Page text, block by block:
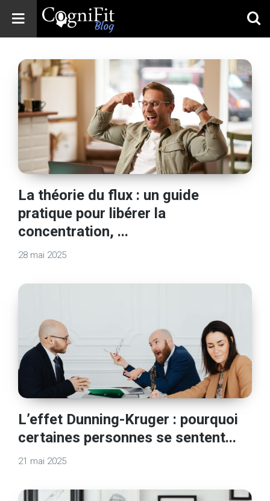
Blog: Brain
Health
Brain Training,
Mental Health, and
Wellness
La théorie du flux : un guide
pratique pour libérer la
concentration, ...
28 mai 2025
L’effet Dunning-Kruger : pourquoi
certaines personnes se sentent...
21 mai 2025